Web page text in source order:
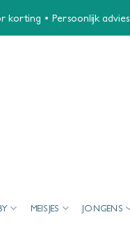
• Persoonlijk
MEISJES JONGENS